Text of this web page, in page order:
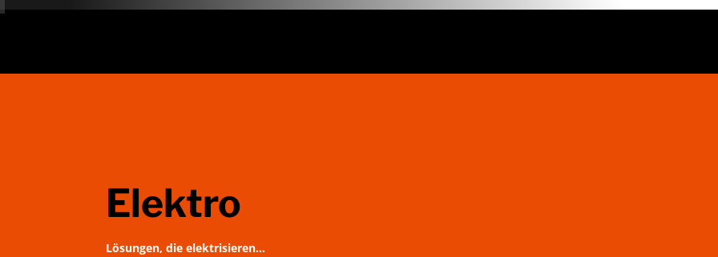
Elektro
Lösungen, die elektrisieren…